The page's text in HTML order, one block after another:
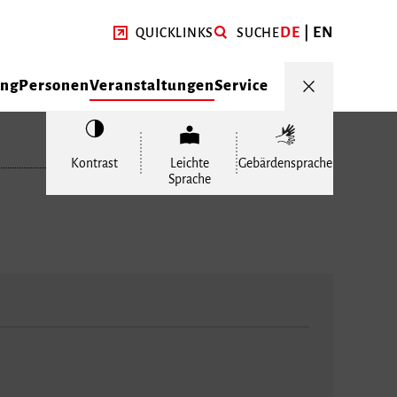
QUICKLINKS SUCHEDE EN
PersonenVeranstaltungenService
Kontrast
Leichte
Sprache
Gebärdensprache